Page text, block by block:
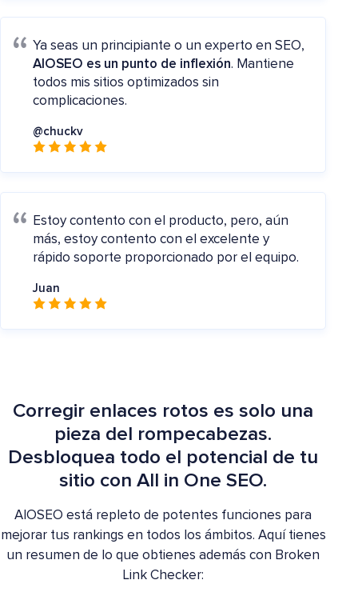
Ya seas un principiante o un experto en SEO,
AIOSEO es un punto de inflexión. Mantiene
todos mis sitios optimizados sin
complicaciones.
@chuckv
Estoy contento con el producto, pero, aún
más, estoy contento con el excelente y
rápido soporte proporcionado por el equipo.
Juan
Corregir enlaces rotos es solo una
pieza del rompecabezas.
Desbloquea todo el potencial de tu
sitio con All in One SEO.
AIOSEO está repleto de potentes funciones para
mejorar tus rankings en todos los ámbitos. Aquí tienes
un resumen de lo que obtienes además con Broken
Link Checker: